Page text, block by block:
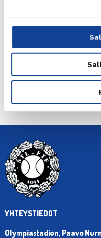
← Edellinen
Seuraava uutinen:
turnauksessa… →
YHTEYSTIEDOT
Olympiastadion, Paavo